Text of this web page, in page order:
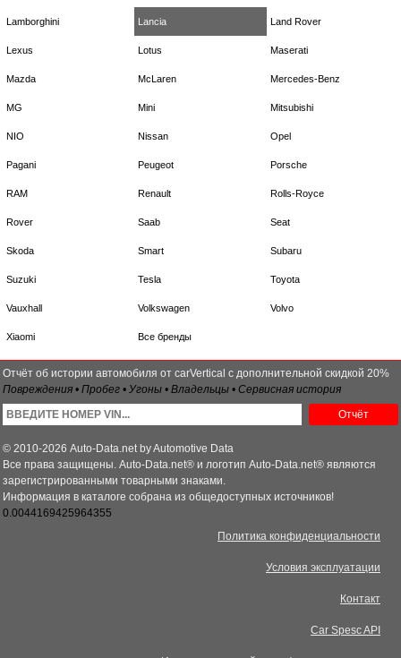
Lamborghini Lancia Land Rover
Lexus Lotus Maserati
Mazda McLaren Mercedes-Benz
MG Mini Mitsubishi
NIO Nissan Opel
Pagani Peugeot Porsche
RAM Renault Rolls-Royce
Rover Saab Seat
Skoda Smart Subaru
Suzuki Tesla Toyota
Vauxhall Volkswagen Volvo
Xiaomi Все бренды
Отчёт об истории автомобиля от carVertical с дополнительной скидкой 20%
Повреждения • Пробег • Угоны • Владельцы • Сервисная история
Отчёт
© 2010-2026 Auto-Data.net by Automotive Data
Все права защищены. Auto-Data.net® и логотип Auto-Data.net® являются
зарегистрированными товарными знаками.
Информация в каталоге собрана из общедоступных источников!
0.0044169425964355
Политика конфиденциальности
Условия эксплуатации
Контакт
Car Spesc API